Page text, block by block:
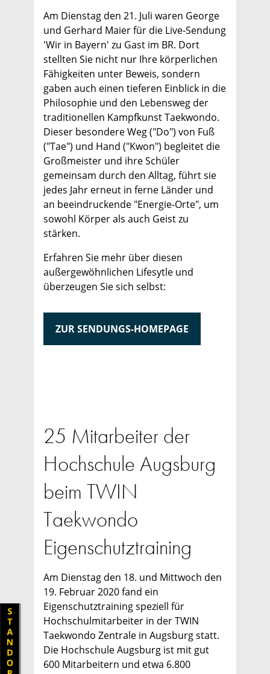
Am Dienstag den 21. Juli waren George
und Gerhard Maier für die Live-Sendung
'Wir in Bayern' zu Gast im BR. Dort
stellten Sie nicht nur Ihre körperlichen
Fähigkeiten unter Beweis, sondern
gaben auch einen tieferen Einblick in die
Philosophie und den Lebensweg der
traditionellen Kampfkunst Taekwondo.
Dieser besondere Weg ("Do") von Fuß
("Tae") und Hand ("Kwon") begleitet die
Großmeister und ihre Schüler
gemeinsam durch den Alltag, führt sie
jedes Jahr erneut in ferne Länder und
an beeindruckende "Energie-Orte", um
sowohl Körper als auch Geist zu
stärken.
Erfahren Sie mehr über diesen
außergewöhnlichen Lifesytle und
überzeugen Sie sich selbst:
ZUR SENDUNGS-HOMEPAGE
25 Mitarbeiter der
Hochschule Augsburg
beim TWIN
Taekwondo
Eigenschutztraining
Am Dienstag den 18. und Mittwoch den
19. Februar 2020 fand ein
Eigenschutztraining speziell für
Hochschulmitarbeiter in der TWIN
Taekwondo Zentrale in Augsburg statt.
Die Hochschule Augsburg ist mit gut
600 Mitarbeitern und etwa 6.800